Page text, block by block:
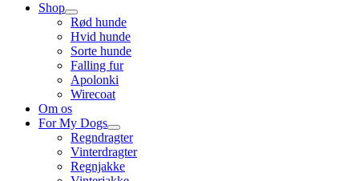
Shop
Rød hunde
Hvid hunde
Sorte hunde
Falling fur
Apolonki
Wirecoat
Om os
For My Dogs
Regndragter
Vinterdragter
Regnjakke